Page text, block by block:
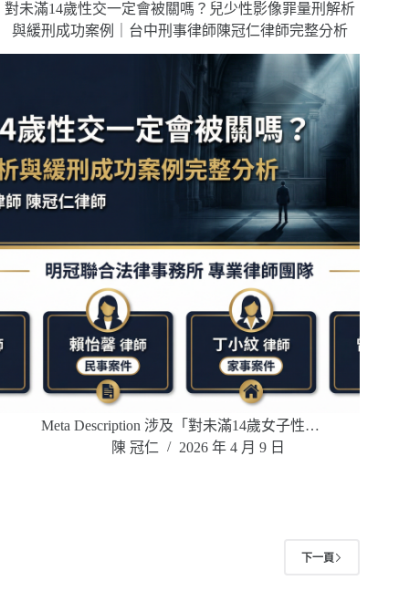
對未滿14歲性交一定會被關嗎？兒少性影像罪量刑解析
與緩刑成功案例｜台中刑事律師陳冠仁律師完整分析
Meta Description 涉及「對未滿14歲女子性…
陳 冠仁
2026 年 4 月 9 日
下一頁